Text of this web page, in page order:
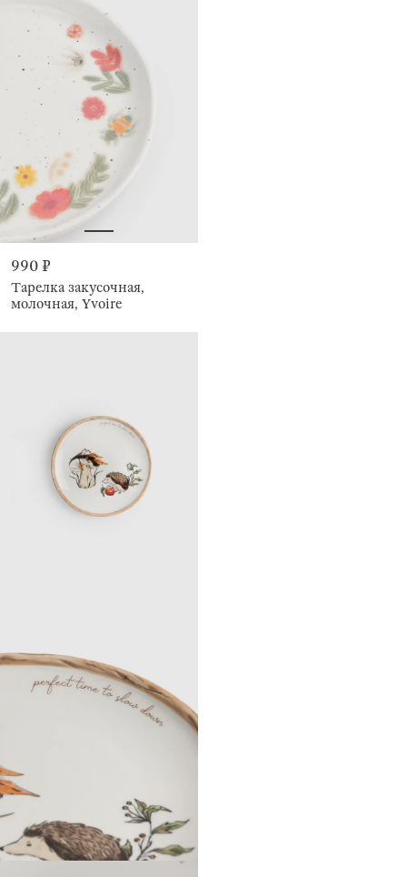
990 ₽
Тарелка закусочная,
молочная, Yvoire